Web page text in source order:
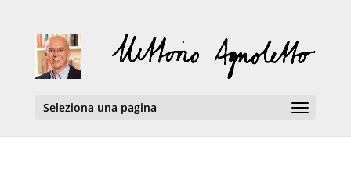
Seleziona una pagina